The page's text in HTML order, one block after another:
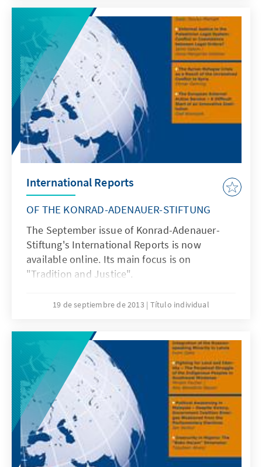
International Reports
OF THE KONRAD-ADENAUER-STIFTUNG
The September issue of Konrad-Adenauer-
Stiftung's International Reports is now
available online. Its main focus is on
"Tradition and Justice".
19 de septiembre de 2013 Título individual